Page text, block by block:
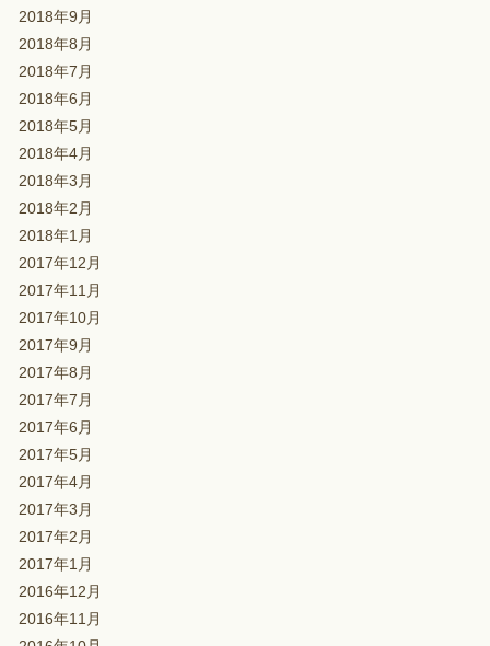
2018年9月
2018年8月
2018年7月
2018年6月
2018年5月
2018年4月
2018年3月
2018年2月
2018年1月
2017年12月
2017年11月
2017年10月
2017年9月
2017年8月
2017年7月
2017年6月
2017年5月
2017年4月
2017年3月
2017年2月
2017年1月
2016年12月
2016年11月